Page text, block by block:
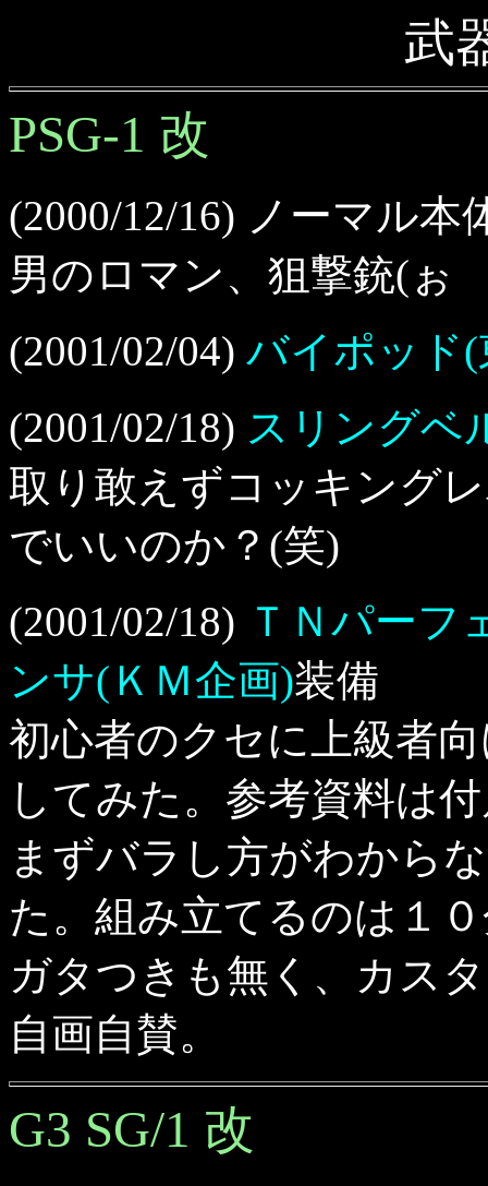
武
PSG-1 改
(2000/12/16) ノーマル
男のロマン、狙撃銃(ぉ
(2001/02/04) バイポッド
(2001/02/18) スリングベ
取り敢えずコッキング
でいいのか？(笑)
(2001/02/18) ＴＮパーフ
ンサ(ＫＭ企画)装備
初心者のクセに上級者
してみた。参考資料は
まずバラし方がわから
た。組み立てるのは１
ガタつきも無く、カス
自画自賛。
G3 SG/1 改